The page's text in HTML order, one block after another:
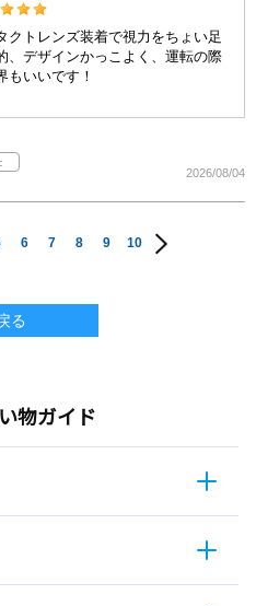
クトレンズ装着で視力をちょい足
、デザインかっこよく、運転の際
もいいです！
2026/08/04
6 7 8 9 10
る
物ガイド